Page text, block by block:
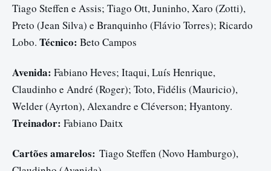
Tiago Steffen e Assis; Tiago Ott, Juninho, Xaro (Zotti),
Preto (Jean Silva) e Branquinho (Flávio Torres); Ricardo
Lobo. Técnico: Beto Campos
Avenida: Fabiano Heves; Itaqui, Luís Henrique,
Claudinho e André (Roger); Toto, Fidélis (Mauricio),
Welder (Ayrton), Alexandre e Cléverson; Hyantony.
Treinador: Fabiano Daitx
Cartões amarelos: Tiago Steffen (Novo Hamburgo),